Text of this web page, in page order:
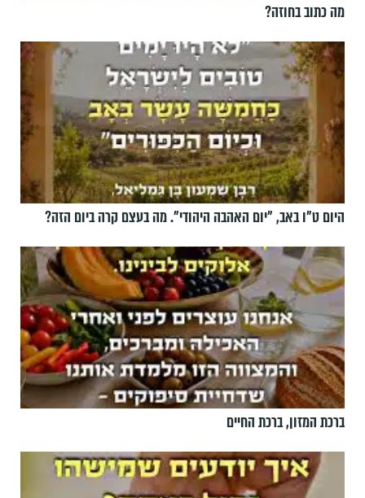
מה כתוב בחוזה?
היום ט"ו באב, ”יום האהבה היהודי". מה בעצם קרה ביום הזה?
ברכת המזון, ברכת החיים